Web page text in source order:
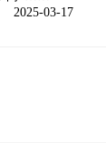
2025-03-17